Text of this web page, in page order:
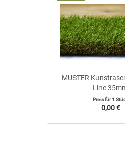
MUSTER
Line
Preis für1
0,00 €